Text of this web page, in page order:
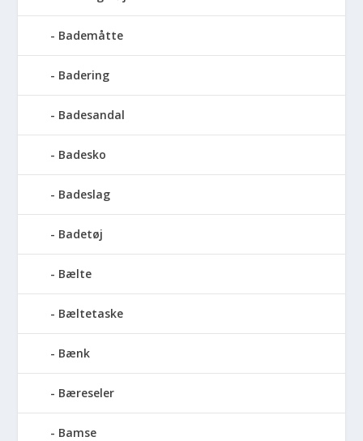
Bademåtte
Badering
Badesandal
Badesko
Badeslag
Badetøj
Bælte
Bæltetaske
Bænk
Bæreseler
Bamse